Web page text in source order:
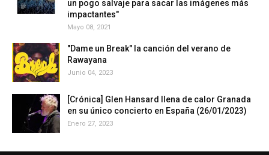
un pogo salvaje para sacar las imágenes más
impactantes"
Mayo 08, 2021
"Dame un Break" la canción del verano de
Rawayana
Junio 04, 2023
[Crónica] Glen Hansard llena de calor Granada
en su único concierto en España (26/01/2023)
Enero 27, 2023